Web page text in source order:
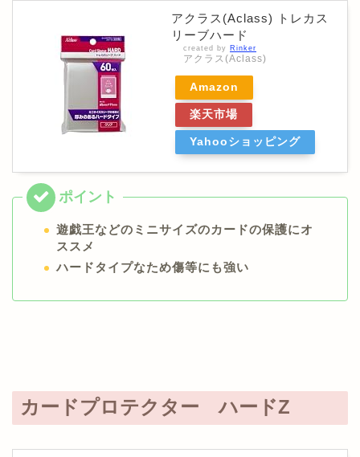
アクラス(Aclass) トレカス
リーブハード
created by Rinker
アクラス(Aclass)
Amazon
楽天市場
Yahooショッピング
遊戯王などのミニサイズのカードの保護にオ
ススメ
ハードタイプなため傷等にも強い
カードプロテクター ハードZ